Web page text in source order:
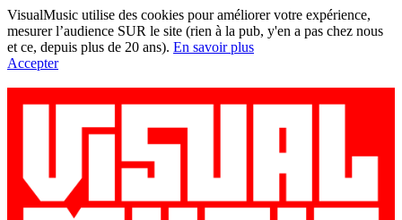
VisualMusic utilise des cookies pour améliorer votre expérience,
mesurer l’audience SUR le site (rien à la pub, y'en a pas chez nous
et ce, depuis plus de 20 ans). En savoir plus
Accepter